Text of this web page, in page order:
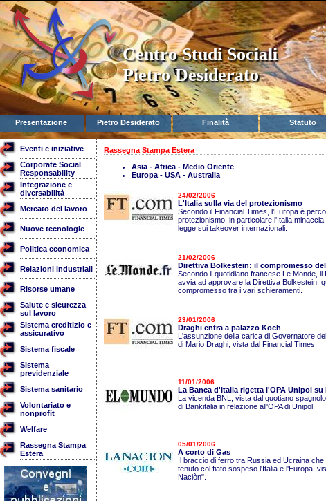
Centro Studi Sociali
Pietro Desiderato
Presentazione Pietro Desiderato Finalità Statuto
Eventi e iniziative
Corporate Social
Responsability
Integrazione e
diversabilità
Mercato del lavoro
Nuove tecnologie
Politica economica
Relazioni industriali
Risorse umane
Salute e sicurezza
sul lavoro
Sistema creditizio e
assicurativo
Sistema fiscale
Sistema
previdenziale
Sistema sanitario
Volontariato e
nonprofit
Welfare
Rassegna Stampa
Estera
Rassegna Stampa Estera
Asia - Africa - Medio Oriente
Europa - USA - Australia
24/02/2006
L'Italia sulla via del protezionismo
Secondo il Financial Times, l'Europa è
protezionismo: in particolare l'Italia
legge sui takeover internazionali.
21/02/2006
Direttiva Bolkestein: il compromesso
Secondo il quotidiano francese Le Monde, il
avvia ad approvare la Direttiva Bolkestein,
compromesso tra i vari schieramenti.
23/01/2006
Draghi entra a palazzo Koch
L'assunzione della carica di Governatore
di Mario Draghi, vista dal Financial Times.
11/01/2006
La Banca d'Italia rigetta l'OPA Unipol su
La vicenda BNL, vista dal quotiano
di Bankitalia in relazione all'OPA di Unipol.
05/01/2006
A corto di Gas
Il braccio di ferro tra Russia ed Ucraina
tenuto col fiato sospeso l'Italia e l'Europa,
Naciòn".